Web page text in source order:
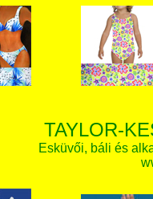
TAYLOR-
Esküvői, báli és